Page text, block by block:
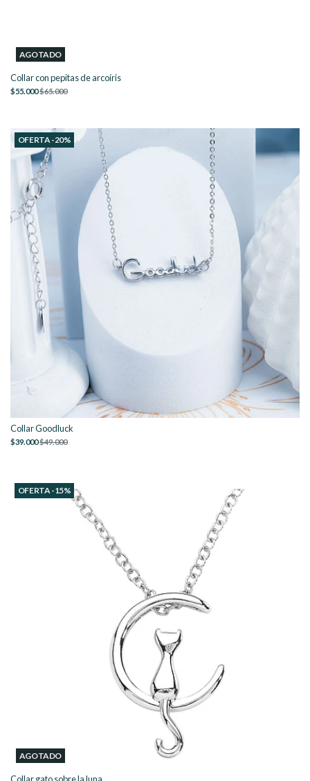
AGOTADO
Collar con pepitas de arcoíris
$55.000$65.000
OFERTA -20%
Collar Goodluck
$39.000$49.000
OFERTA -15%
AGOTADO